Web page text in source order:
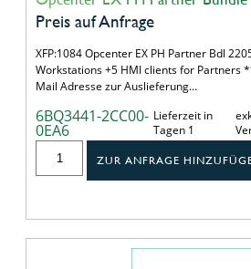
Preis auf Anfrage
XFP:1084 Opcenter EX PH Partner Bdl
Workstations +5 HMI clients for Partners
Mail Adresse zur Auslieferung…
6BQ3441-2CC00-
0EA6
Lieferzeit in
Tagen 1
ZUR ANFRAGE